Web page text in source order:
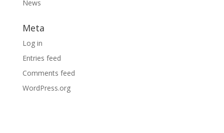
News
Meta
Log in
Entries feed
Comments feed
WordPress.org